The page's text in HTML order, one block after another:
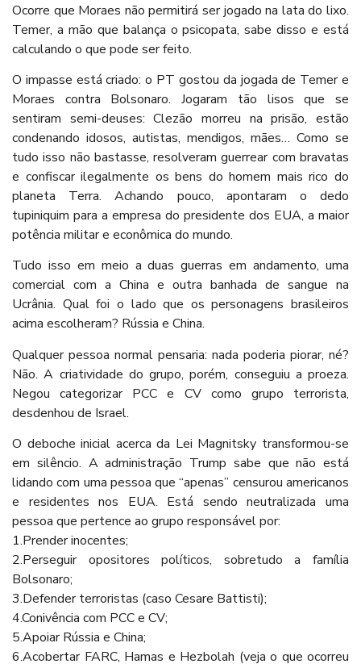
Ocorre que Moraes não permitirá ser jogado na lata do lixo.
Temer, a mão que balança o psicopata, sabe disso e está
calculando o que pode ser feito.
O impasse está criado: o PT gostou da jogada de Temer e
Moraes contra Bolsonaro. Jogaram tão lisos que se
sentiram semi-deuses: Clezão morreu na prisão, estão
condenando idosos, autistas, mendigos, mães… Como se
tudo isso não bastasse, resolveram guerrear com bravatas
e confiscar ilegalmente os bens do homem mais rico do
planeta Terra. Achando pouco, apontaram o dedo
tupiniquim para a empresa do presidente dos EUA, a maior
potência militar e econômica do mundo.
Tudo isso em meio a duas guerras em andamento, uma
comercial com a China e outra banhada de sangue na
Ucrânia. Qual foi o lado que os personagens brasileiros
acima escolheram? Rússia e China.
Qualquer pessoa normal pensaria: nada poderia piorar, né?
Não. A criatividade do grupo, porém, conseguiu a proeza.
Negou categorizar PCC e CV como grupo terrorista,
desdenhou de Israel.
O deboche inicial acerca da Lei Magnitsky transformou-se
em silêncio. A administração Trump sabe que não está
lidando com uma pessoa que “apenas” censurou americanos
e residentes nos EUA. Está sendo neutralizada uma
pessoa que pertence ao grupo responsável por:
1.Prender inocentes;
2.Perseguir opositores políticos, sobretudo a família
Bolsonaro;
3.Defender terroristas (caso Cesare Battisti);
4.Conivência com PCC e CV;
5.Apoiar Rússia e China;
6.Acobertar FARC, Hamas e Hezbolah (veja o que ocorreu